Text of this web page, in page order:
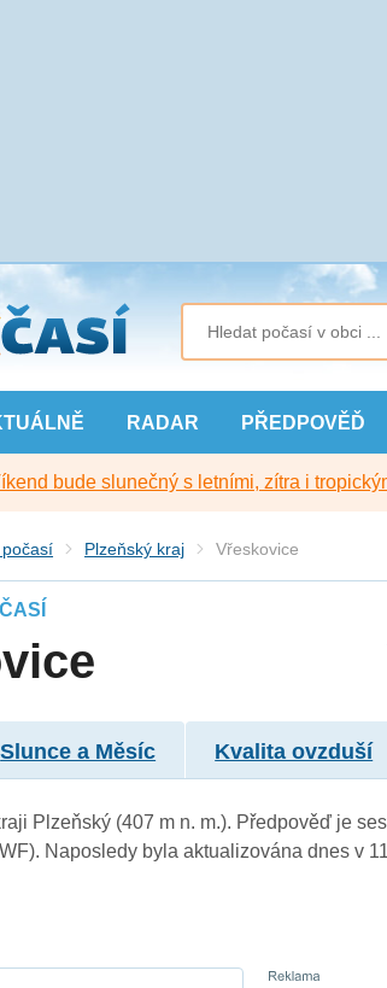
RADAR PŘEDPOVĚĎ
bude slunečný s letními, zítra i
Plzeňský kraj Vřeskovice
Slunce a Měsíc Kvalita ovzduší
Plzeňský (407 m n. m.). Předpověď je
Naposledy byla aktualizována dnes v